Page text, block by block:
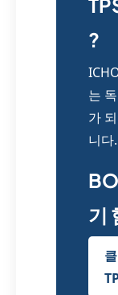
?
는
가
니다.
기